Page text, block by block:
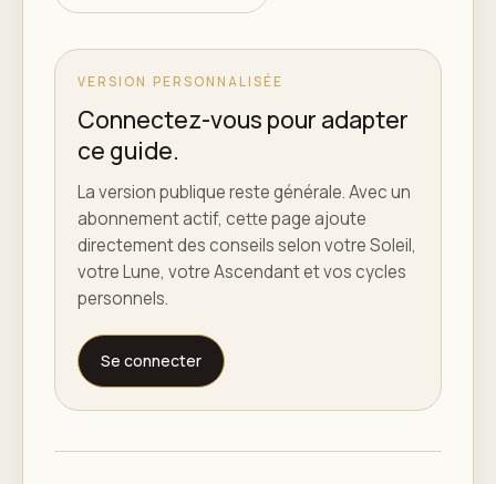
VERSION PERSONNALISÉE
Connectez-vous pour adapter
ce guide.
La version publique reste générale. Avec un
abonnement actif, cette page ajoute
directement des conseils selon votre Soleil,
votre Lune, votre Ascendant et vos cycles
personnels.
Se connecter